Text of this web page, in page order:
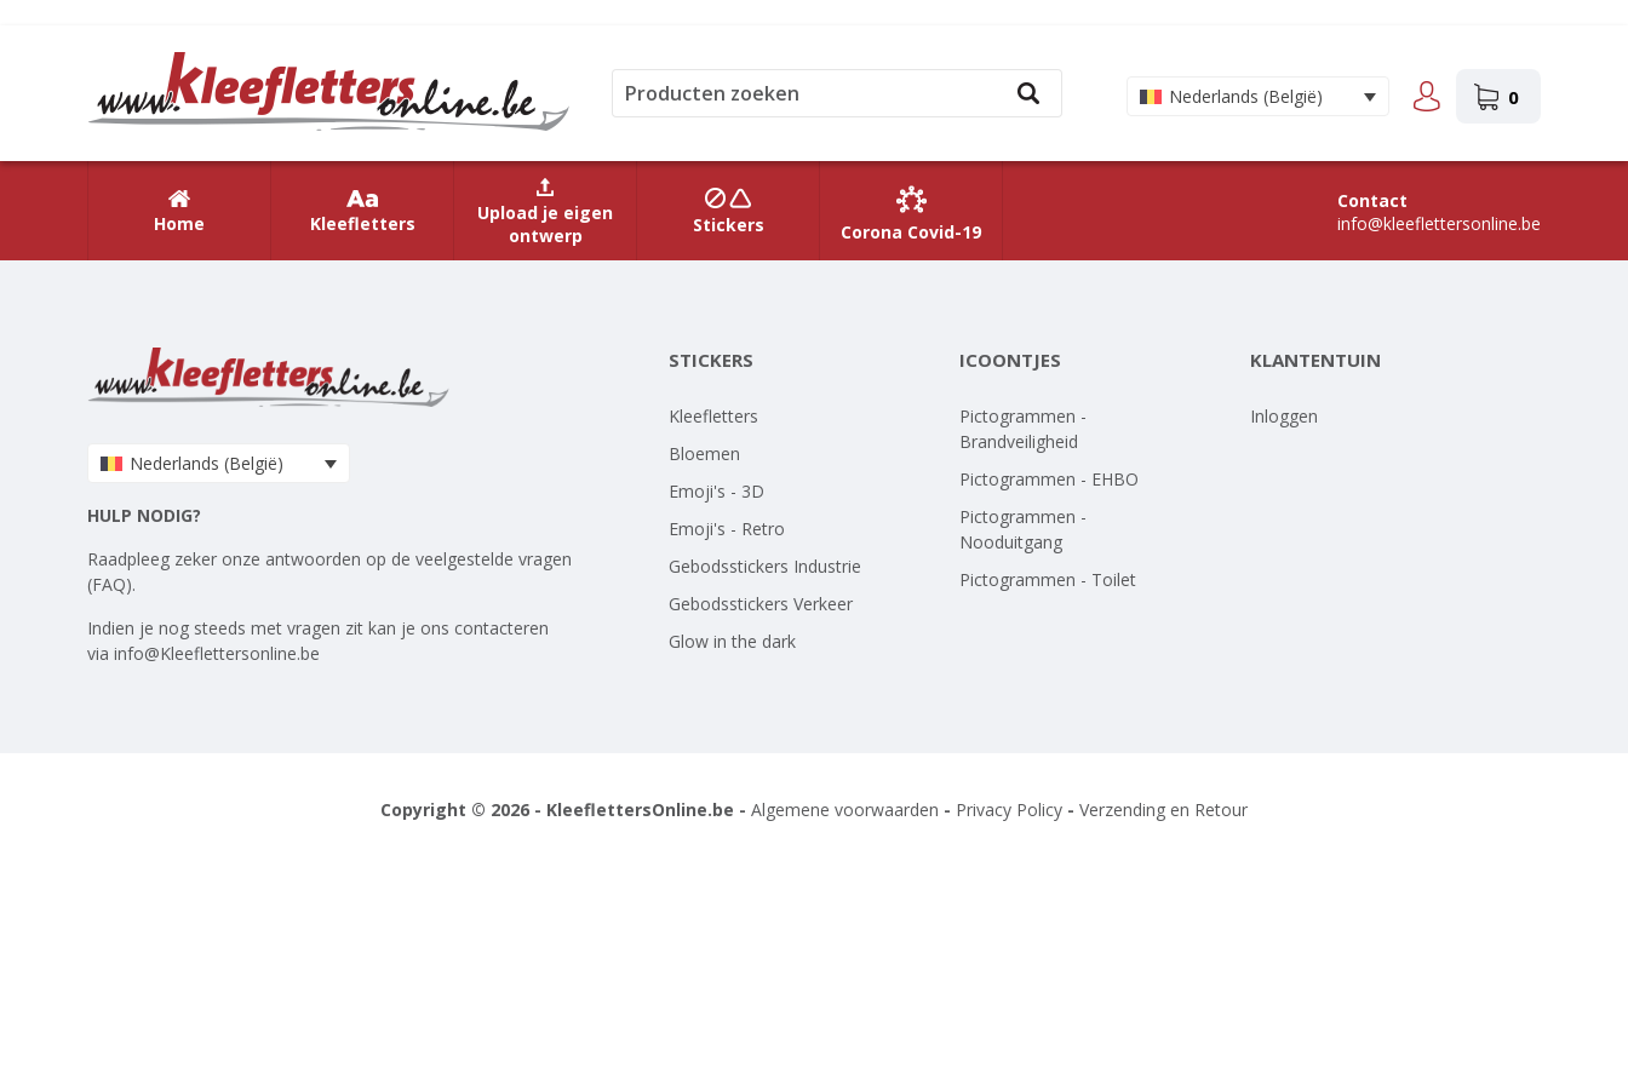
Nederlands (België) 0
Home Kleefletters
Upload je eigen
ontwerp
Stickers Corona Covid-19
Contact
info@kleeflettersonline.be
Nederlands (België)
HULP NODIG?
Raadpleeg zeker onze antwoorden op de veelgestelde vragen
(FAQ).
Indien je nog steeds met vragen zit kan je ons contacteren
via info@Kleeflettersonline.be
STICKERS
Kleefletters
Bloemen
Emoji's - 3D
Emoji's - Retro
Gebodsstickers Industrie
Gebodsstickers Verkeer
Glow in the dark
ICOONTJES
Pictogrammen -
Brandveiligheid
Pictogrammen - EHBO
Pictogrammen -
Nooduitgang
Pictogrammen - Toilet
KLANTENTUIN
Inloggen
Copyright © 2026 - KleeflettersOnline.be - Algemene voorwaarden - Privacy Policy - Verzending en Retour